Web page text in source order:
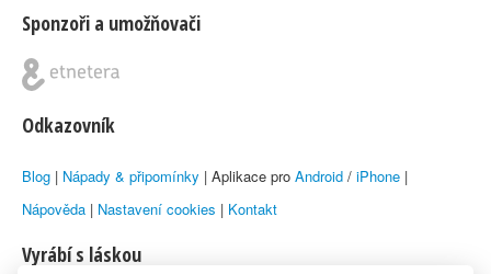
Sponzoři a umožňovači
Odkazovník
Blog | Nápady & připomínky | Aplikace pro Android / iPhone |
Nápověda | Nastavení cookies | Kontakt
Vyrábí s láskou